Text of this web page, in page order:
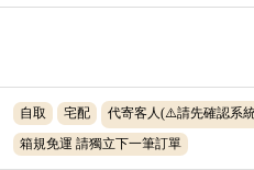
自取 宅配
代寄客人(⚠️請先確認系
箱規免運 請獨立下一筆訂單